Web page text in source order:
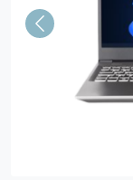
Previous